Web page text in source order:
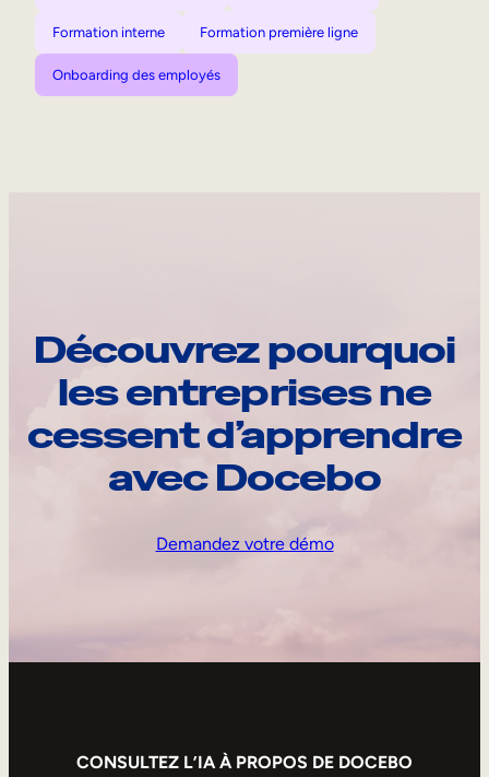
Formation interne Formation première ligne
Onboarding des employés
Découvrez pourquoi
les entreprises ne
cessent d’apprendre
avec Docebo
Demandez votre démo
CONSULTEZ L’IA À PROPOS DE DOCEBO